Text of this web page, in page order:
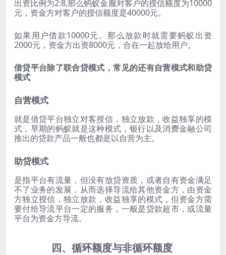
出资比例为2:8,那么蚂蚁金服对客户的授信额度为10000
元，资金方对客户的授信额度是40000元。
如果用户借款10000元。那么放款时就需要蚂蚁出资
2000元，资金方出资8000元，合在一起放给用户。
借贷平台除了联合贷模式，常见的还有自营模式和助贷
模式
自营模式
就是借贷平台独立对客授信，独立放款，收益独享的模
式，早期的蚂蚁就是这种模式，银行以及消费金融公司
推出的贷款产品一般也都是以自营为主。
助贷模式
是指平台有流量，但没有放贷资质，或者自有资金满足
不了业务的发展，从而选择导流给其他资金方，由资金
方独立授信，独立放款，收益独享的模式，但资金方需
要付给导流平台一定的服务，一般是贷款超市，或流量
平台为资金方导流。
四、循环额度与非循环额度